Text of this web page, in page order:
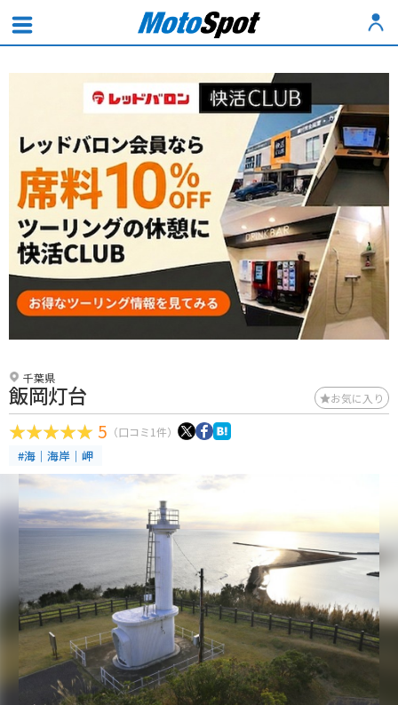
千葉県
飯岡灯台 お気に入り
5 （口コミ1件）
#海｜海岸｜岬